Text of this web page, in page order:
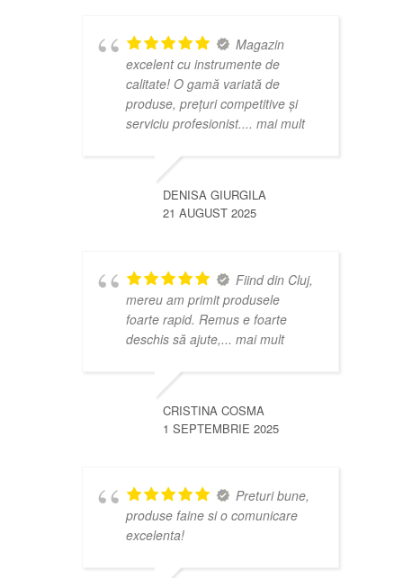
Magazin
excelent cu instrumente de
calitate! O gamă variată de
produse, prețuri competitive și
serviciu profesionist.... mai mult
DENISA GIURGILA
21 AUGUST 2025
Fiind din Cluj,
mereu am primit produsele
foarte rapid. Remus e foarte
deschis să ajute,... mai mult
CRISTINA COSMA
1 SEPTEMBRIE 2025
Preturi bune,
produse faine si o comunicare
excelenta!